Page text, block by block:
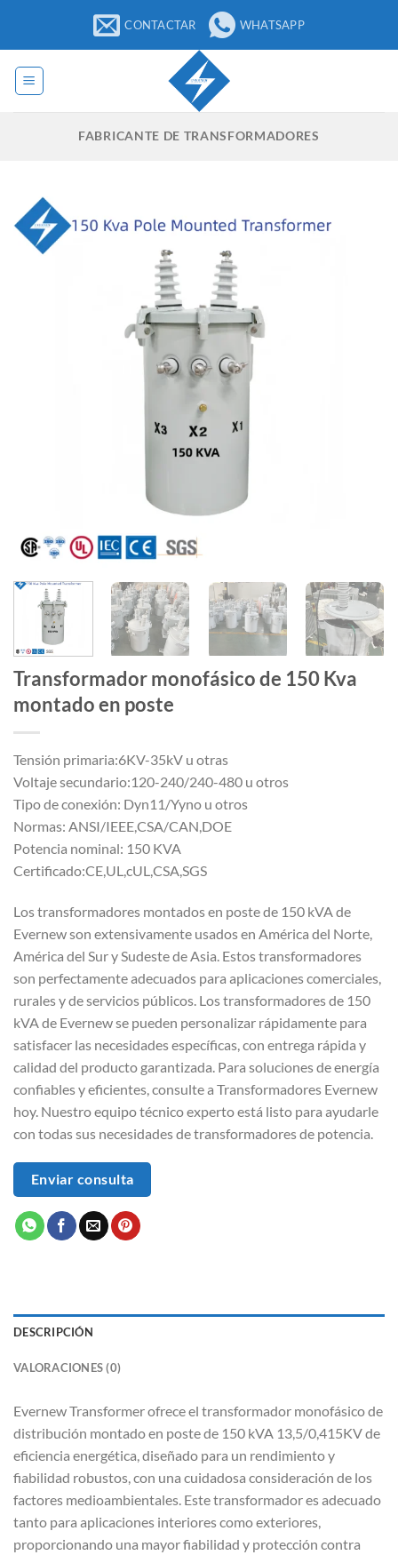
contenido
CONTACTAR WHATSAPP
FABRICANTE DE TRANSFORMADORES
Transformador monofásico de 150 Kva
montado en poste
Tensión primaria:6KV-35kV u otras
Voltaje secundario:120-240/240-480 u otros
Tipo de conexión: Dyn11/Yyno u otros
Normas: ANSI/IEEE,CSA/CAN,DOE
Potencia nominal: 150 KVA
Certificado:CE,UL,cUL,CSA,SGS
Los transformadores montados en poste de 150 kVA de
Evernew son extensivamente usados en América del Norte,
América del Sur y Sudeste de Asia. Estos transformadores
son perfectamente adecuados para aplicaciones comerciales,
rurales y de servicios públicos. Los transformadores de 150
kVA de Evernew se pueden personalizar rápidamente para
satisfacer las necesidades específicas, con entrega rápida y
calidad del producto garantizada. Para soluciones de energía
confiables y eficientes, consulte a Transformadores Evernew
hoy. Nuestro equipo técnico experto está listo para ayudarle
con todas sus necesidades de transformadores de potencia.
Enviar consulta
DESCRIPCIÓN
VALORACIONES (0)
Evernew Transformer ofrece el transformador monofásico de
distribución montado en poste de 150 kVA 13,5/0,415KV de
eficiencia energética, diseñado para un rendimiento y
fiabilidad robustos, con una cuidadosa consideración de los
factores medioambientales. Este transformador es adecuado
tanto para aplicaciones interiores como exteriores,
proporcionando una mayor fiabilidad y protección contra